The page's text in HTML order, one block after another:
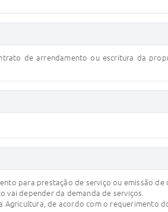
de arrendamento ou escritura da
para prestação de serviço ou emissão de
depender da demanda de serviços.
Agricultura, de acordo com o requerimento